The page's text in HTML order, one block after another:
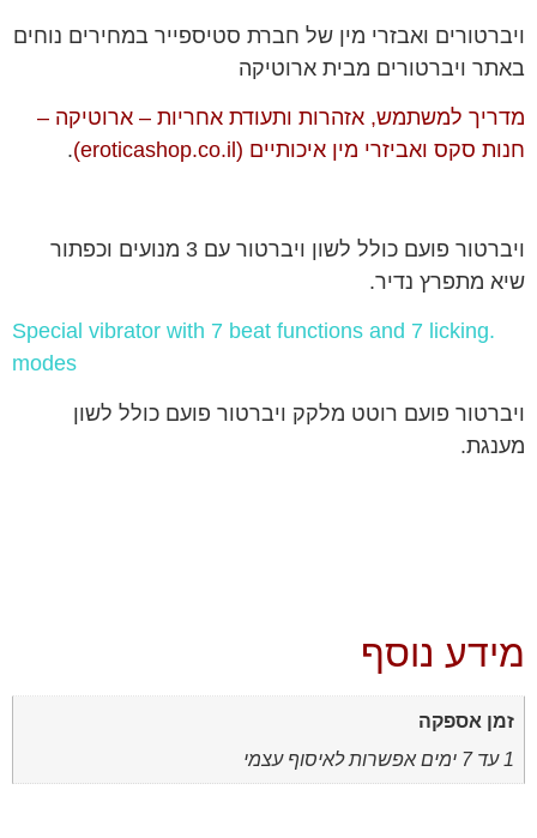
ויברטורים ואבזרי מין של חברת סטיספייר במחירים נוחים
באתר ויברטורים מבית ארוטיקה
מדריך למשתמש, אזהרות ותעודת אחריות – ארוטיקה –
חנות סקס ואביזרי מין איכותיים (eroticashop.co.il)
.
ויברטור פועם כולל לשון ויברטור עם 3 מנועים וכפתור
שיא מתפרץ נדיר.
.Special vibrator with 7 beat functions and 7 licking
modes
ויברטור פועם רוטט מלקק ויברטור פועם כולל לשון
מענגת.
מידע נוסף
זמן אספקה
1 עד 7 ימים אפשרות לאיסוף עצמי